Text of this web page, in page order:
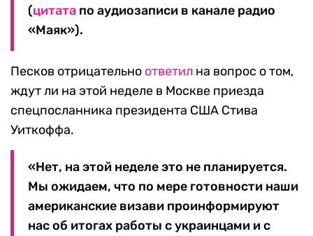
(цитата по аудиозаписи в канале радио
«Маяк»).
Песков отрицательно ответил на вопрос о том,
ждут ли на этой неделе в Москве приезда
спецпосланника президента США Стива
Уиткоффа.
«Нет, на этой неделе это не планируется.
Мы ожидаем, что по мере готовности наши
американские визави проинформируют
нас об итогах работы с украинцами и с